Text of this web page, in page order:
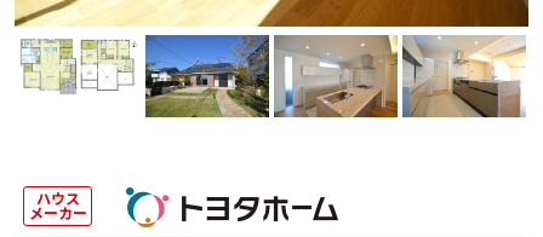
ハウス
メーカー